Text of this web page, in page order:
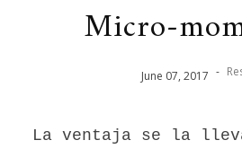
Micro-
June 07, 2017 -
La ventaja se la